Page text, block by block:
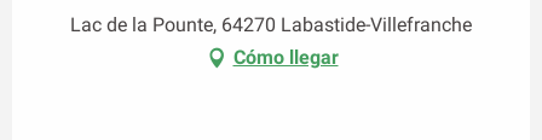
Lac de la Pounte, 64270 Labastide-Villefranche
Cómo llegar